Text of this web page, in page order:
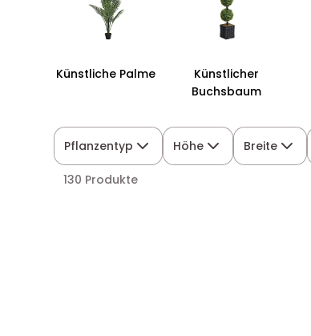
Künstliche Palme
Künstlicher
Buchsbaum
Pflanzentyp Höhe Breite
130 Produkte